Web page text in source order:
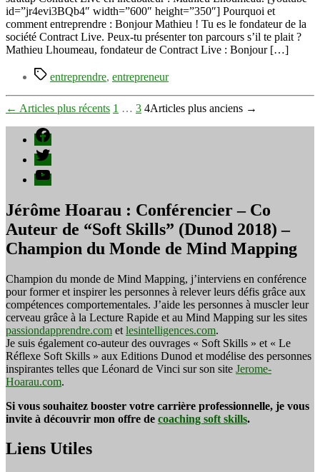
et
fondateur
de
Contract-
id=”jr4evi3BQb4″ width=”600″ height=”350″] Pourquoi et
comment entreprendre : Bonjour Mathieu ! Tu es le fondateur de la
société Contract Live. Peux-tu présenter ton parcours s’il te plait ?
Mathieu Lhoumeau, fondateur de Contract Live : Bonjour […]
Étiquettes
entreprendre, entrepreneur
Pagination
des
publications
← Articles plus récents 1 … 3 4Articles plus anciens →
Facebook
Twitter
YouTube
Jérôme Hoarau : Conférencier – Co
Auteur de “Soft Skills” (Dunod 2018) –
Champion du Monde de Mind Mapping
Champion du monde de Mind Mapping, j’interviens en conférence
pour former et inspirer les personnes à relever leurs défis grâce aux
compétences comportementales. J’aide les personnes à muscler leur
cerveau grâce à la Lecture Rapide et au Mind Mapping sur les sites
passiondapprendre.com et lesintelligences.com.
Je suis également co-auteur des ouvrages « Soft Skills » et « Le
Réflexe Soft Skills » aux Editions Dunod et modélise des personnes
inspirantes telles que Léonard de Vinci sur son site Jerome-
Hoarau.com.
Si vous souhaitez booster votre carrière professionnelle, je vous
invite à découvrir mon offre de coaching soft skills.
Liens Utiles